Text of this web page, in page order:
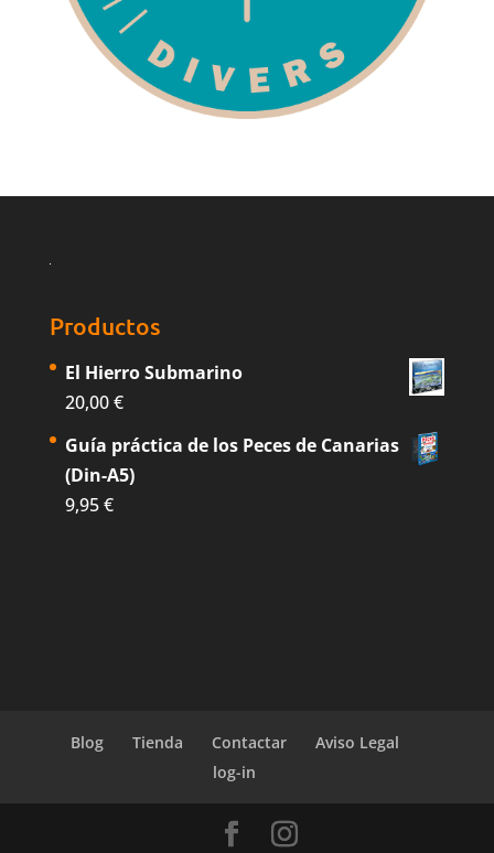
Productos
El Hierro Submarino
20,00€
Guía práctica de los Peces de Canarias
(Din-A5)
9,95€
Blog Tienda Contactar
Aviso Legal
log-in